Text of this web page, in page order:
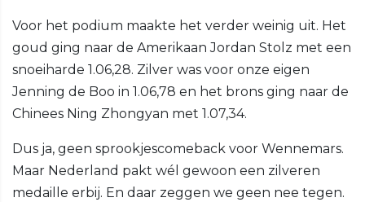
Voor het podium maakte het verder weinig uit. Het
goud ging naar de Amerikaan Jordan Stolz met een
snoeiharde 1.06,28. Zilver was voor onze eigen
Jenning de Boo in 1.06,78 en het brons ging naar de
Chinees Ning Zhongyan met 1.07,34.
Dus ja, geen sprookjescomeback voor Wennemars.
Maar Nederland pakt wél gewoon een zilveren
medaille erbij. En daar zeggen we geen nee tegen.